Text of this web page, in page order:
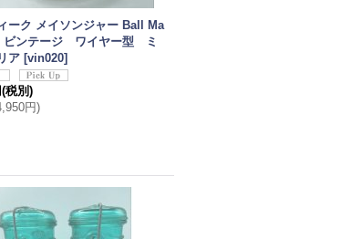
ーク メイソンジャー Ball Ma
ビンテージ ワイヤー型 ミ
ア [vin020]
(税別)
円)